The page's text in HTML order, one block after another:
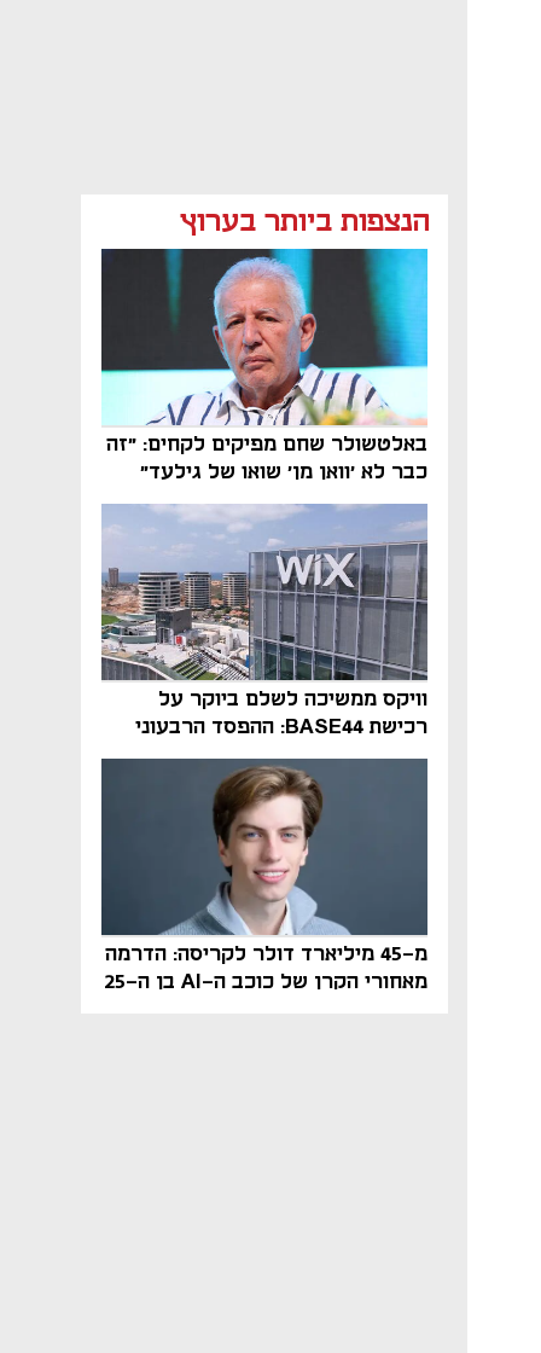
הנצפות ביותר בערוץ
באלטשולר שחם מפיקים לקחים: "זה
כבר לא 'וואן מן' שואו של גילעד"
וויקס ממשיכה לשלם ביוקר על
רכישת BASE44: ההפסד הרבעוני
זינק ל-76 מיליון דולר
מ-45 מיליארד דולר לקריסה: הדרמה
מאחורי הקרן של כוכב ה-AI בן ה-25